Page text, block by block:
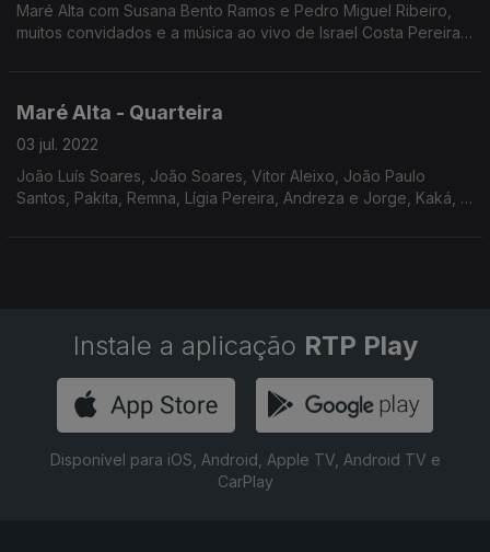
Maré Alta com Susana Bento Ramos e Pedro Miguel Ribeiro,
muitos convidados e a música ao vivo de Israel Costa Pereira
Maré Alta - Quarteira
03 jul. 2022
João Luís Soares, João Soares, Vitor Aleixo, João Paulo
Santos, Pakita, Remna, Lígia Pereira, Andreza e Jorge, Kaká, o
Instale a aplicação RTP Play
Disponível para iOS, Android, Apple TV, Android TV e
CarPlay